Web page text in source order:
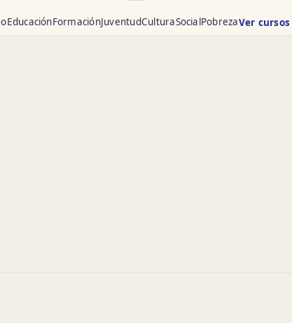
EducaciónFormaciónJuventudCulturaSocialPobrezaVer